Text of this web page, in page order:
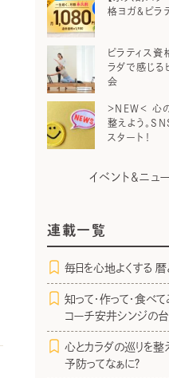
格ヨガ＆ピラ
ピラティス資
ラダで感じる
会
＞NEW＜ 心
整えよう。
スタート！
イベント＆ニュ
連載一覧
毎日を心地よくする 暦
知って・作って・食べ
コーチ安井シンジの
心とカラダの巡りを整
予防ってなぁに？